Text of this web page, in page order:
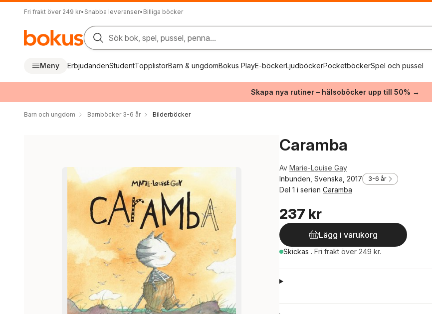
Fri frakt över 249 kr• Snabba leveranser• Billiga böcker
Sök bok, spel, pussel, penna...
Meny ErbjudandenStudentTopplistorBarn & ungdomBokus PlayE-böckerLjudböckerPocketböckerSpel och pussel
Skapa nya rutiner – hälsoböcker upp till 50% →
Barn och ungdom Barnböcker 3-6 år Bilderböcker
Caramba
Av Marie-Louise Gay
Inbunden, Svenska, 2017
3-6 år
Del 1 i serien Caramba
237 kr
Lägg i varukorg
Skickas . Fri frakt över 249 kr.